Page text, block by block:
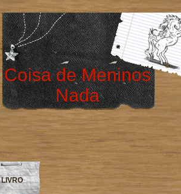
Coisa de Meninos
Nada
LIVRO